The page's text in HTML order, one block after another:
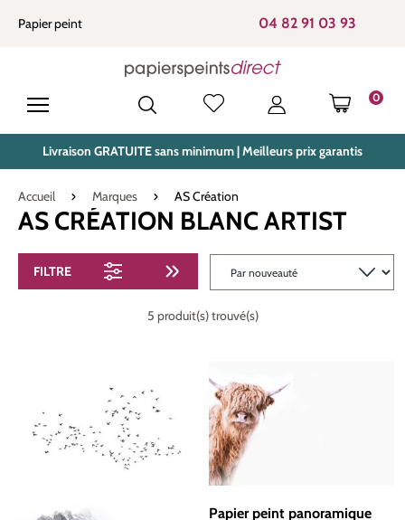
principal
Papier peint 04 82 91 03 93
0
LE
Livraison GRATUITE sans minimum | Meilleurs prix garantis
Accueil Marques AS Création
AS CRÉATION BLANC ARTIST
FILTRE
5 produit(s) trouvé(s)
Papier peint panoramique